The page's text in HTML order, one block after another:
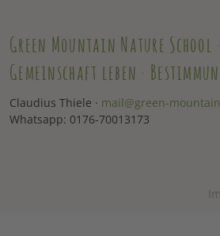
Green Mountain Nature School
Gemeinschaft leben ·
Claudius Thiele · mail@green-
Whatsapp: 0176-70013173